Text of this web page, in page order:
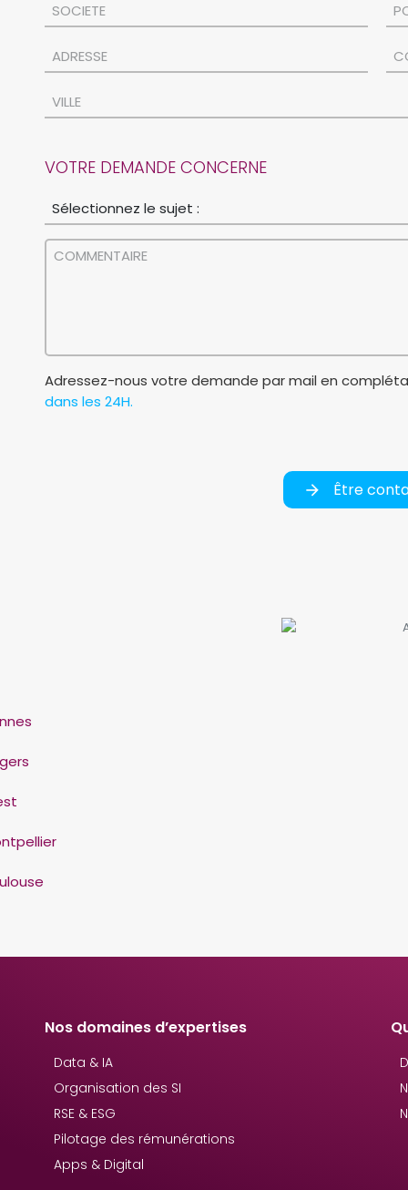
VOTRE DEMANDE CONCERNE
Adressez-nous votre demande par mail en
dans les 24H.
Être
Nos domaines d’expertises
Data & IA
Organisation des SI
RSE & ESG
Pilotage des rémunérations
Apps & Digital